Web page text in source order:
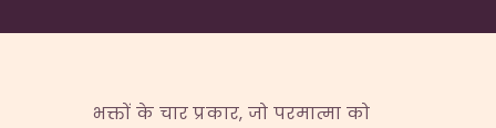
भक्तों के चार प्रकार, जो परमात्मा को